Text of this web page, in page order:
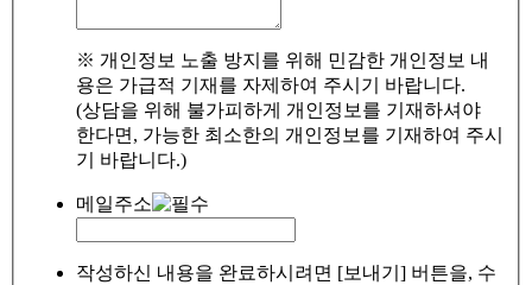
※ 개인정보 노출 방지를 위해 민감한 개인정보 내
용은 가급적 기재를 자제하여 주시기 바랍니다.
(상담을 위해 불가피하게 개인정보를 기재하셔야
한다면, 가능한 최소한의 개인정보를 기재하여 주시
기 바랍니다.)
메일주소
작성하신 내용을 완료하시려면 [보내기] 버튼을, 수